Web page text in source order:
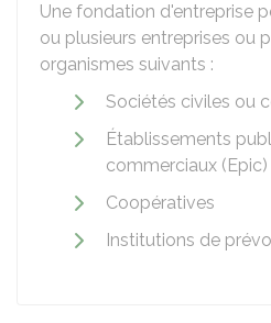
Une fondation d'entreprise
ou plusieurs entreprises ou
organismes suivants :
Sociétés civiles ou
Établissements
commerciaux (Epic)
Coopératives
Institutions de